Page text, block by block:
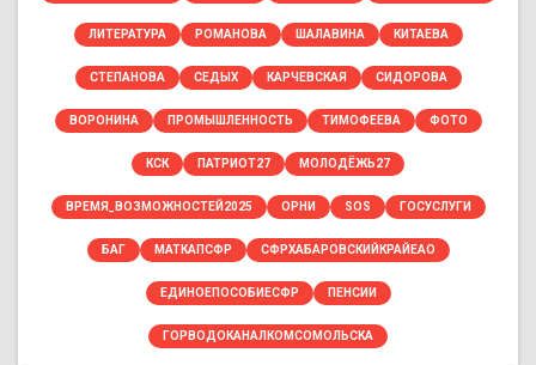
ЛИТЕРАТУРА РОМАНОВА ШАЛАВИНА КИТАЕВА
СТЕПАНОВА СЕДЫХ КАРЧЕВСКАЯ СИДОРОВА
ВОРОНИНА ПРОМЫШЛЕННОСТЬ ТИМОФЕЕВА ФОТО
КСК ПАТРИОТ27 МОЛОДЁЖЬ27
ВРЕМЯ_ВОЗМОЖНОСТЕЙ2025 ОРНИ SOS ГОСУСЛУГИ
БАГ МАТКАПСФР СФРХАБАРОВСКИЙКРАЙЕАО
ЕДИНОЕПОСОБИЕСФР ПЕНСИИ
ГОРВОДОКАНАЛКОМСОМОЛЬСКА